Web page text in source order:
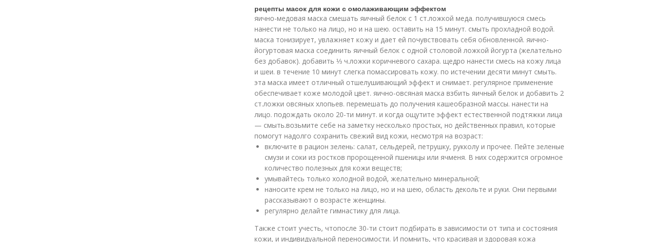
рецепты масок для кожи с омолаживающим эффектом
яично-медовая маска смешать яичный белок с 1 ст.ложкой меда. получившуюся смесь
нанести не только на лицо, но и на шею. оставить на 15 минут. смыть прохладной водой.
маска тонизирует, увлажняет кожу и дает ей почувствовать себя обновленной. яично-
йогуртовая маска соединить яичный белок с одной столовой ложкой йогурта (желательно
без добавок). добавить ⅓ ч.ложки коричневого сахара. щедро нанести смесь на кожу лица
и шеи. в течение 10 минут слегка помассировать кожу. по истечении десяти минут смыть.
эта маска имеет отличный отшелушивающий эффект и снимает. регулярное применение
обеспечивает коже молодой цвет. яично-овсяная маска взбить яичный белок и добавить 2
ст.ложки овсяных хлопьев. перемешать до получения кашеобразной массы. нанести на
лицо. подождать около 20-ти минут. и когда ощутите эффект естественной подтяжки лица
— смыть.возьмите себе на заметку несколько простых, но действенных правил, которые
помогут надолго сохранить свежий вид кожи, несмотря на возраст:
включите в рацион зелень: салат, сельдерей, петрушку, рукколу и прочее. Пейте зеленые
смузи и соки из ростков пророщенной пшеницы или ячменя. В них содержится огромное
количество полезных для кожи веществ;
умывайтесь только холодной водой, желательно минеральной;
наносите крем не только на лицо, но и на шею, область декольте и руки. Они первыми
рассказывают о возрасте женщины.
регулярно делайте гимнастику для лица.
Также стоит учесть, чтопосле 30-ти стоит подбирать в зависимости от типа и состояния
кожи, и индивидуальной переносимости. И помнить, что красивая и здоровая кожа